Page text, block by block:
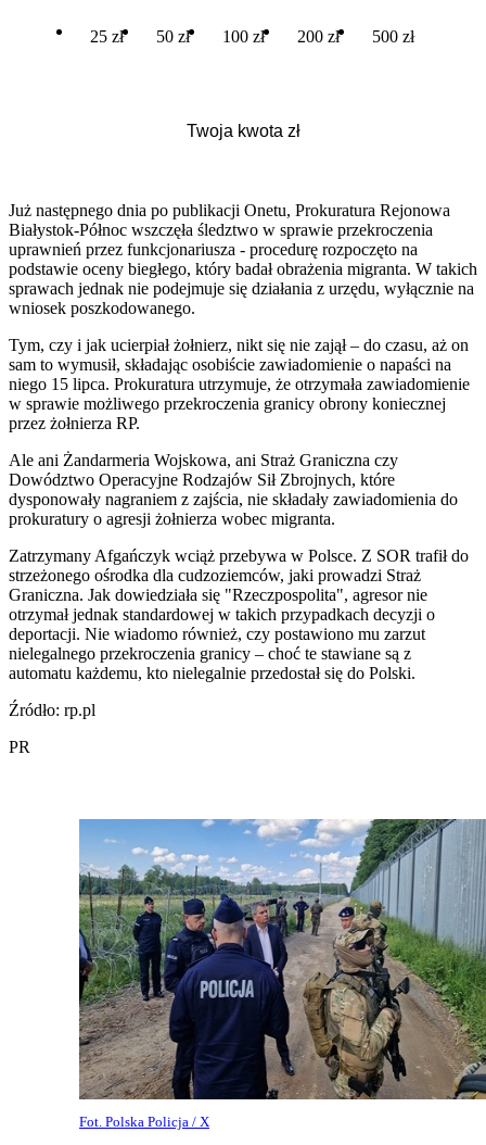
25 zł 50 zł 100 zł 200 zł 500 zł
Już następnego dnia po publikacji Onetu, Prokuratura Rejonowa
Białystok-Północ wszczęła śledztwo w sprawie przekroczenia
uprawnień przez funkcjonariusza - procedurę rozpoczęto na
podstawie oceny biegłego, który badał obrażenia migranta. W takich
sprawach jednak nie podejmuje się działania z urzędu, wyłącznie na
wniosek poszkodowanego.
Tym, czy i jak ucierpiał żołnierz, nikt się nie zajął – do czasu, aż on
sam to wymusił, składając osobiście zawiadomienie o napaści na
niego 15 lipca. Prokuratura utrzymuje, że otrzymała zawiadomienie
w sprawie możliwego przekroczenia granicy obrony koniecznej
przez żołnierza RP.
Ale ani Żandarmeria Wojskowa, ani Straż Graniczna czy
Dowództwo Operacyjne Rodzajów Sił Zbrojnych, które
dysponowały nagraniem z zajścia, nie składały zawiadomienia do
prokuratury o agresji żołnierza wobec migranta.
Zatrzymany Afgańczyk wciąż przebywa w Polsce. Z SOR trafił do
strzeżonego ośrodka dla cudzoziemców, jaki prowadzi Straż
Graniczna. Jak dowiedziała się "Rzeczpospolita", agresor nie
otrzymał jednak standardowej w takich przypadkach decyzji o
deportacji. Nie wiadomo również, czy postawiono mu zarzut
nielegalnego przekroczenia granicy – choć te stawiane są z
automatu każdemu, kto nielegalnie przedostał się do Polski.
Źródło: rp.pl
PR
Fot. Polska Policja / X